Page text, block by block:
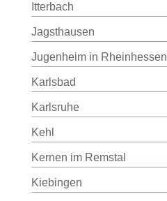
Itterbach
Jagsthausen
Jugenheim in Rheinhessen
Karlsbad
Karlsruhe
Kehl
Kernen im Remstal
Kiebingen